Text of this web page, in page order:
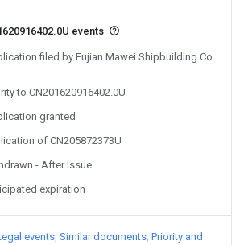
events
filed by Fujian Mawei Shipbuilding Co
to CN201620916402.0U
granted
of CN205872373U
- After Issue
expiration
events Similar documents Priority and